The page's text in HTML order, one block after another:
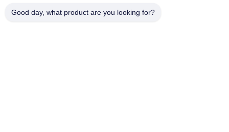
Good day, what product are you looking for?